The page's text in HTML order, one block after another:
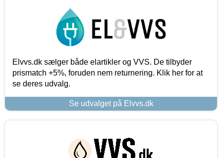
Elvvs.dk sælger både elartikler og VVS. De tilbyder
prismatch +5%, foruden nem returnering. Klik her for at
se deres udvalg.
Se udvalget på Elvvs.dk